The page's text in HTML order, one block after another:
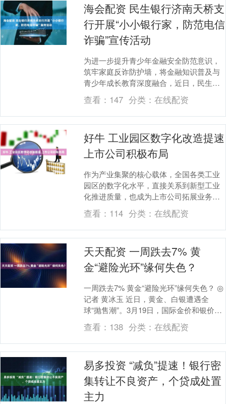
海会配资 民生银行济南天桥支
行开展“小小银行家，防范电信
诈骗”宣传活动
为进一步提升青少年金融安全防范意识，
筑牢家庭反诈防护墙，将金融知识普及与
青少年成长教育深度融合，近日，民生银
行济南天桥支行精心开展以“小小银行家 防
范电信诈骗”....
查看： 147 分类： 在线配资
好牛 工业园区数字化改造提速
上市公司积极布局
作为产业集聚的核心载体，全国各类工业
园区的数字化水平，直接关系到新型工业
化推进质量，也成为上市公司拓展业务、
释放业绩增量的重要赛道。 近日，工业和
信息化部信息技....
查看： 114 分类： 在线配资
天天配资 一周跌去7% 黄
金“避险光环”缘何失色？
一周跌去7% 黄金“避险光环”缘何失色？ ◎
记者 黄冰玉 近日，黄金、白银遭遇全
球“抛售潮”。3月19日，国际金价和银价均
大幅跳水：现货黄金一度跌至4500美元....
查看： 138 分类： 在线配资
易多投资 “减负”提速！银行密
集转让不良资产，个贷成处置
主力